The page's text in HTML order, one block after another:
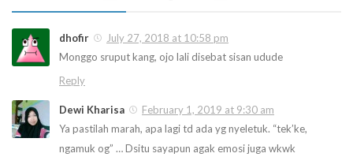
dhofir
July 27, 2018 at 10:58 pm
Monggo sruput kang, ojo lali disebat sisan udude
Reply
Dewi Kharisa
February 1, 2019 at 9:30 am
Ya pastilah marah, apa lagi td ada yg nyeletuk. “tek’ke,
ngamuk og” … Dsitu sayapun agak emosi juga wkwk